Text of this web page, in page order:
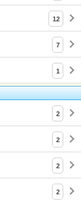
12
7
1
2
2
2
2